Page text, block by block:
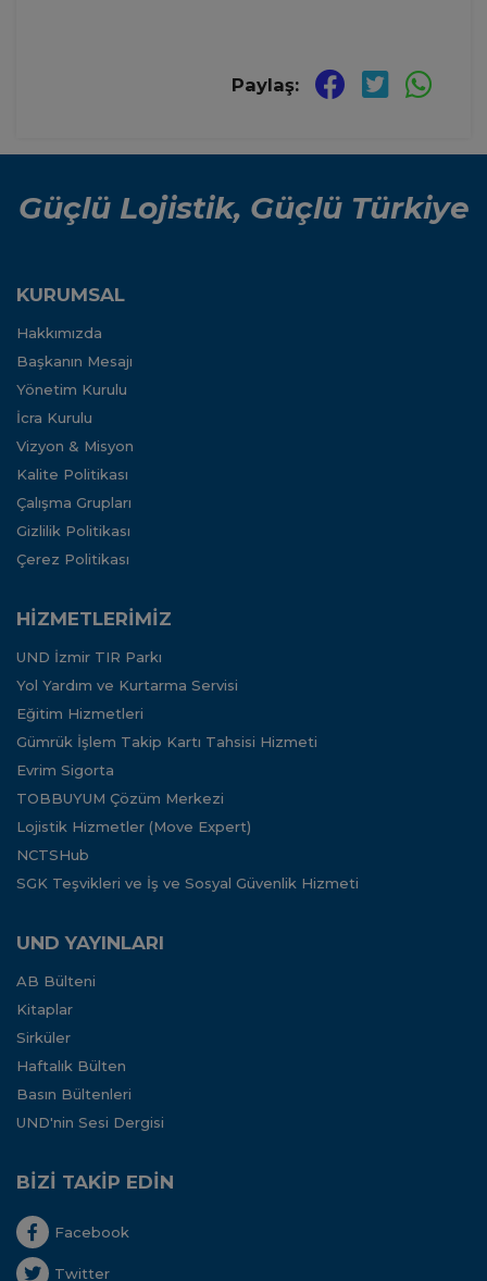
Paylaş:
Güçlü Lojistik, Güçlü Türkiye
KURUMSAL
Hakkımızda
Başkanın Mesajı
Yönetim Kurulu
İcra Kurulu
Vizyon & Misyon
Kalite Politikası
Çalışma Grupları
Gizlilik Politikası
Çerez Politikası
HİZMETLERİMİZ
UND İzmir TIR Parkı
Yol Yardım ve Kurtarma Servisi
Eğitim Hizmetleri
Gümrük İşlem Takip Kartı Tahsisi Hizmeti
Evrim Sigorta
TOBBUYUM Çözüm Merkezi
Lojistik Hizmetler (Move Expert)
NCTSHub
SGK Teşvikleri ve İş ve Sosyal Güvenlik Hizmeti
UND YAYINLARI
AB Bülteni
Kitaplar
Sirküler
Haftalık Bülten
Basın Bültenleri
UND'nin Sesi Dergisi
BİZİ TAKİP EDİN
Facebook
Twitter